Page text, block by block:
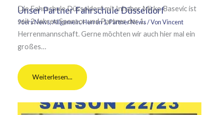
Unser Partner Fahrschule Düsseldorf
96ers News,Allgemein,Herren 1,Partner News/ VonVincent
Die Fahrschule Düsseldorf mit Inhaber Mirko Basevic ist
seit 2 Jahren Sponsor und Partner der 1.
Herrenmannschaft. Gerne möchten wir auch hier mal ein
großes…
Weiterlesen...